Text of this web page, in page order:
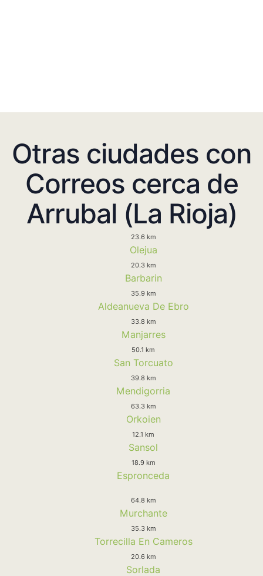
Otras ciudades con
Correos cerca de
Arrubal (La Rioja)
23.6 km
Olejua
20.3 km
Barbarin
35.9 km
Aldeanueva De Ebro
33.8 km
Manjarres
50.1 km
San Torcuato
39.8 km
Mendigorria
63.3 km
Orkoien
12.1 km
Sansol
18.9 km
Espronceda
64.8 km
Murchante
35.3 km
Torrecilla En Cameros
20.6 km
Sorlada